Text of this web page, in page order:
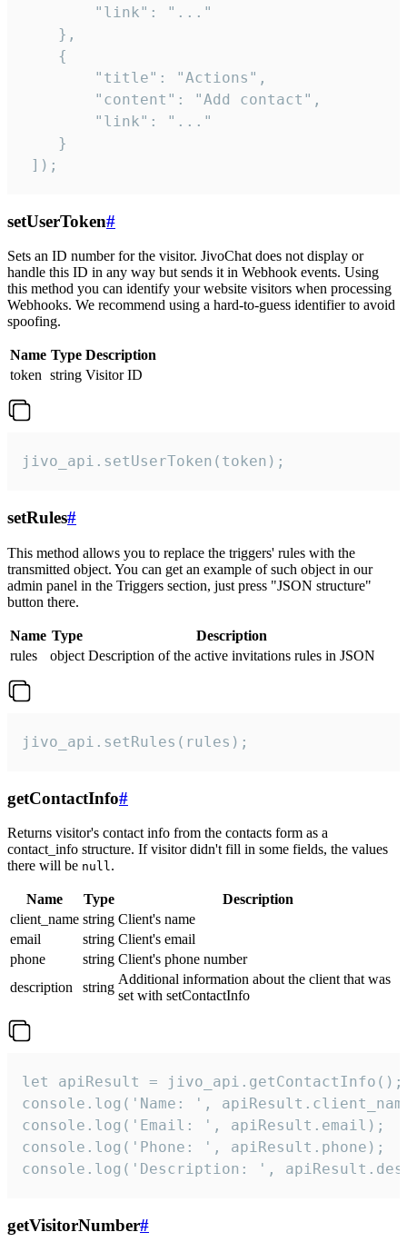
        "link": "..."
    },
    {
        "title": "Actions",
        "content": "Add contact",
        "link": "..."
    }
]);
setUserToken#
Sets an ID number for the visitor. JivoChat does not display or
handle this ID in any way but sends it in Webhook events. Using
this method you can identify your website visitors when processing
Webhooks. We recommend using a hard-to-guess identifier to avoid
spoofing.
Name Type Description
token string Visitor ID
jivo_api.setUserToken(token);
setRules#
This method allows you to replace the triggers' rules with the
transmitted object. You can get an example of such object in our
admin panel in the Triggers section, just press "JSON structure"
button there.
Name Type
Description
rules
object Description of the active invitations rules in JSON
jivo_api.setRules(rules);
getContactInfo#
Returns visitor's contact info from the contacts form as a
contact_info structure. If visitor didn't fill in some fields, the values
there will be null.
Name Type
Description
client_name string Client's name
email
string Client's email
phone
string Client's phone number
description
string
Additional information about the client that was
set with setContactInfo
let apiResult = jivo_api.getContactInfo();
console.log('Name: ',
console.log('Email: ', apiResult.email);
console.log('Phone: ', apiResult.phone);
console.log('Description: ',
getVisitorNumber#